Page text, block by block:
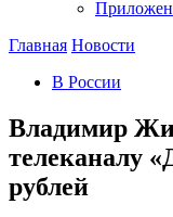
Главная Новости
В России
Владимир
телеканалу
рублей